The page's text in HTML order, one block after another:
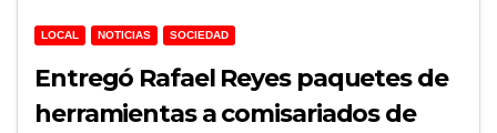
LOCAL NOTICIAS SOCIEDAD
Entregó Rafael Reyes paquetes de
herramientas a comisariados de